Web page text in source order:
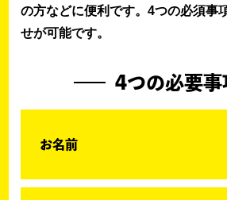
の方などに便利です。4つの必須事
せが可能です。
4つの必要事
お名前